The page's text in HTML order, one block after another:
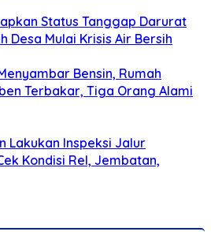
Status Tanggap Darurat
Desa Mulai Krisis Air Bersih
Bensin, Rumah
Terbakar, Tiga Orang Alami
Lakukan Inspeksi Jalur
Kondisi Rel, Jembatan,